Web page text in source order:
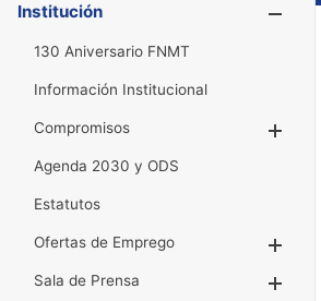
Institución
130 Aniversario FNMT
Información Institucional
Compromisos
Agenda 2030 y ODS
Estatutos
Ofertas de Emprego
Sala de Prensa